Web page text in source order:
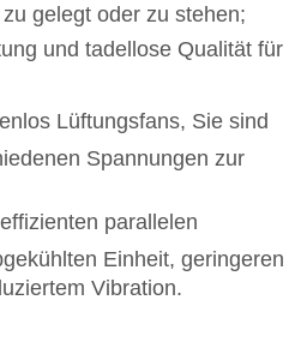
gelegt oder zu stehen;
und tadellose Qualität für
Lüftungsfans, Sie sind
Spannungen zur
parallelen
Einheit, geringeren
Vibration.